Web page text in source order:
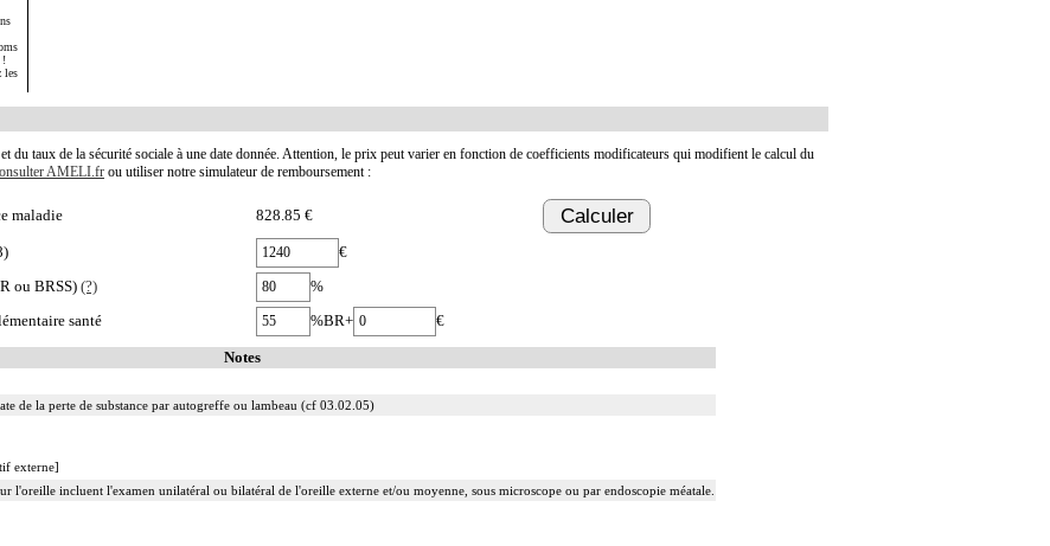
!
les
du taux de la sécurité sociale à une date donnée. Attention, le prix peut varier en fonction de coefficients modificateurs qui modifient le calcul du
AMELI.fr ou utiliser notre simulateur de remboursement :
maladie 828.85 € Calculer
€
ou BRSS) (?)
%
santé
%BR+ €
Notes
de la perte de substance par autogreffe ou lambeau (cf 03.02.05)
externe]
l'oreille incluent l'examen unilatéral ou bilatéral de l'oreille externe et/ou moyenne, sous microscope ou par endoscopie méatale.